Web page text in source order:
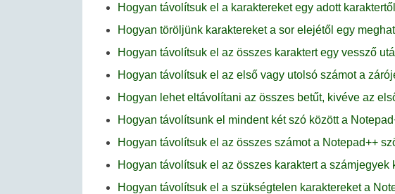
Hogyan távolítsuk el a karaktereket egy adott
Hogyan töröljünk karaktereket a sor elejétől egy
Hogyan távolítsuk el az összes karaktert egy vessző
Hogyan távolítsuk el az első vagy utolsó számot a
Hogyan lehet eltávolítani az összes betűt, kivéve az
Hogyan távolítsunk el mindent két szó között a
Hogyan távolítsuk el az összes számot a Notepad++
Hogyan távolítsuk el az összes karaktert a
Hogyan távolítsuk el a szükségtelen karaktereket a